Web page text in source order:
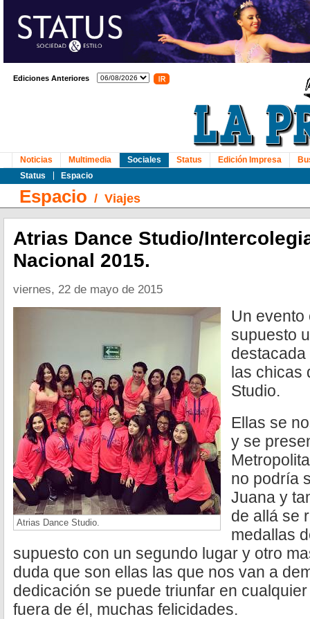
Ediciones Anteriores
Noticias Multimedia
Sociales
Status
Espacio
Status Edición Impresa
Espacio / Viajes
Atrias Dance Studio/
Nacional 2015.
viernes, 22 de mayo de 2015
Atrias Dance Studio.
Un evento
supuesto
destacada
las chicas
Studio.
Ellas se
y se
no podría
Juana y
de allá se
medallas
supuesto con un segundo lugar y otro
duda que son ellas las que nos van a
dedicación se puede triunfar en
fuera de él, muchas felicidades.